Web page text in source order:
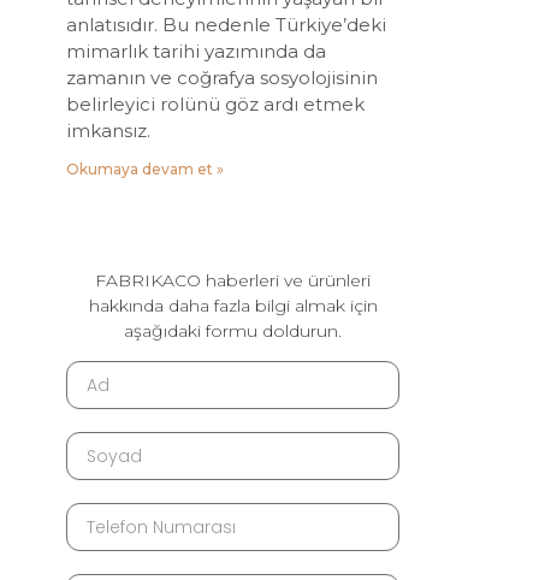
anlatısıdır. Bu nedenle Türkiye’deki
mimarlık tarihi yazımında da
zamanın ve coğrafya sosyolojisinin
belirleyici rolünü göz ardı etmek
imkansız.
Okumaya devam et »
FABRIKACO haberleri ve ürünleri
hakkında daha fazla bilgi almak için
aşağıdaki formu doldurun.